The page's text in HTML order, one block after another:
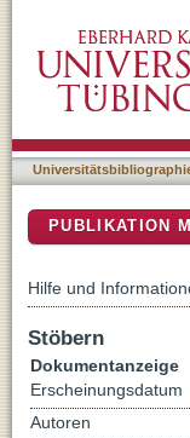
damage
PUBLIKATION
Hilfe und
Stöbern
Dokumentanzeige
Erscheinungsdatum
Autoren